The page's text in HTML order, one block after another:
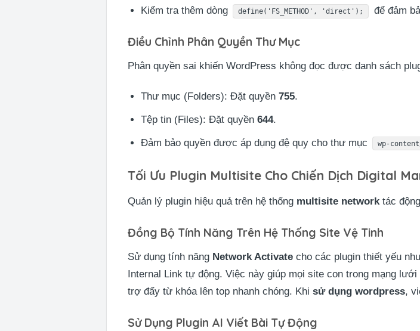
Kiểm tra thêm dòng define('FS_METHOD', 'direct'); để đảm
Điều Chỉnh Phân Quyền Thư Mục
Phân quyền sai khiến WordPress không đọc được danh sách
Thư mục (Folders): Đặt quyền755.
Tệp tin (Files): Đặt quyền644.
Đảm bảo quyền được áp dụng đệ quy cho thư mục wp-
Tối Ưu Plugin Multisite Cho Chiến Dịch Digital
Quản lý plugin hiệu quả trên hệ thống multisite networktác
Đồng Bộ Tính Năng Trên Hệ Thống Site Vệ Tinh
Sử dụng tính năng Network Activate cho các plugin thiết yếu
Internal Link tự động. Việc này giúp mọi site con trong mạng
trợ đẩy từ khóa lên top nhanh chóng. Khisử dụng wordpress,
Sử Dụng Plugin AI Viết Bài Tự Động